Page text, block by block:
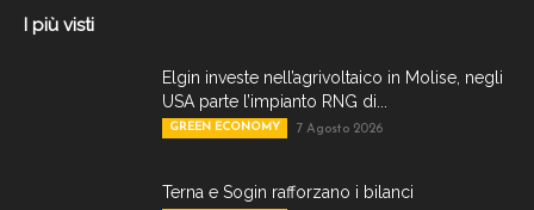
I più visti
Elgin investe nell’agrivoltaico in Molise, negli
USA parte l’impianto RNG di...
GREEN ECONOMY 7 Agosto 2026
Terna e Sogin rafforzano i bilanci